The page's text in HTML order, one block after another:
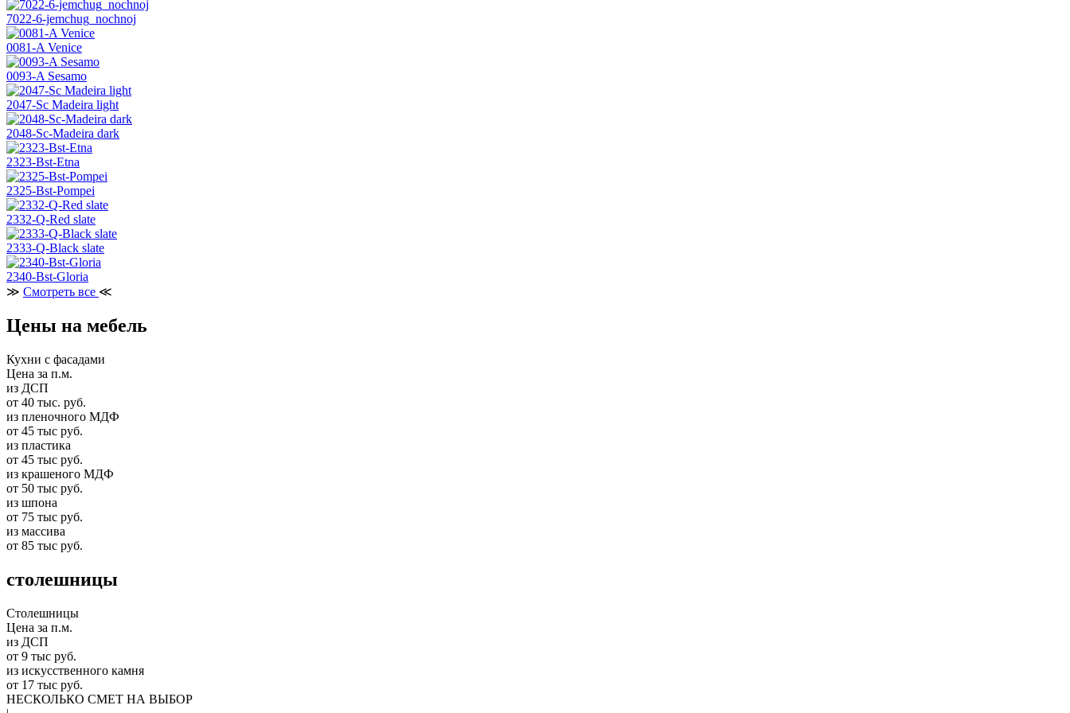
7022-6-jemchug_nochnoj
0081-A Venice
0093-A Sesamo
2047-Sc Madeira light
2048-Sc-Madeira dark
2323-Bst-Etna
2325-Bst-Pompei
2332-Q-Red slate
2333-Q-Black slate
2340-Bst-Gloria
≫ Смотреть все ≪
Цены на мебель
Кухни с фасадами
Цена за п.м.
из ДСП
от 40 тыс. руб.
из пленочного МДФ
от 45 тыс руб.
из пластика
от 45 тыс руб.
из крашеного МДФ
от 50 тыс руб.
из шпона
от 75 тыс руб.
из массива
от 85 тыс руб.
столешницы
Столешницы
Цена за п.м.
из ДСП
от 9 тыс руб.
из искусственного камня
от 17 тыс руб.
НЕСКОЛЬКО СМЕТ НА ВЫБОР